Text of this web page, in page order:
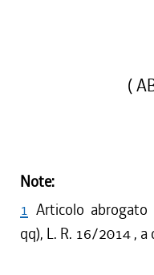
(
Note:
1 Articolo
qq), L. R. 16/2014 ,